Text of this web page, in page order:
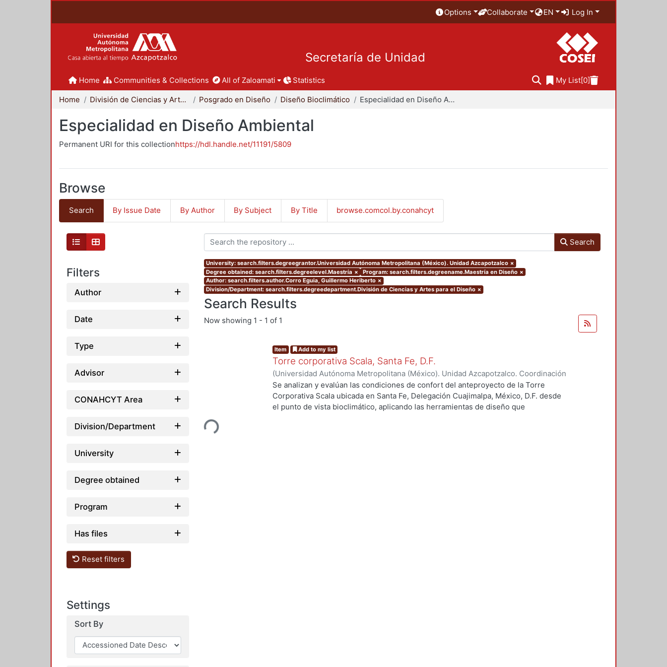
Options Collaborate EN Log In
Secretaría de Unidad
Home Communities & Collections All of Zaloamati Statistics My List[0]
Home División de Ciencias y Artes para el Diseño Posgrado en Diseño Diseño Bioclimático Especialidad en Diseño Ambiental
Especialidad en Diseño Ambiental
Permanent URI for this collectionhttps://hdl.handle.net/11191/5809
Browse
Search By Issue Date By Author By Subject By Title browse.comcol.by.conahcyt
Filters
Author
Date
Type
Advisor
CONAHCYT Area
Division/Department
University
Degree obtained
Program
Has files
Reset filters
Settings
Sort By
Search
University: search.filters.degreegrantor.Universidad Autónoma Metropolitana (México). Unidad Azcapotzalco ×
Degree obtained: search.filters.degreelevel.Maestría × Program: search.filters.degreename.Maestría en Diseño ×
Author: search.filters.author.Corro Eguia, Guillermo Heriberto ×
Division/Department: search.filters.degreedepartment.División de Ciencias y Artes para el Diseño ×
Search Results
Now showing 1 - 1 of 1
Loading...
Item Add to my list
Torre corporativa Scala, Santa Fe, D.F.
(Universidad Autónoma Metropolitana (México). Unidad Azcapotzalco. Coordinación
de Servicios de Información.,1999)Corro Eguia, Guillermo Heriberto
Se analizan y evalúan las condiciones de confort del anteproyecto de la Torre
Corporativa Scala ubicada en Santa Fe, Delegación Cuajimalpa, México, D.F. desde
el punto de vista bioclimático, aplicando las herramientas de diseño que